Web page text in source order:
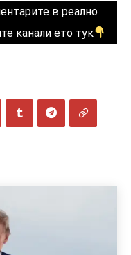
в реално
канали ето тук